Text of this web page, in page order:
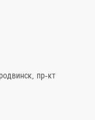
пр-кт